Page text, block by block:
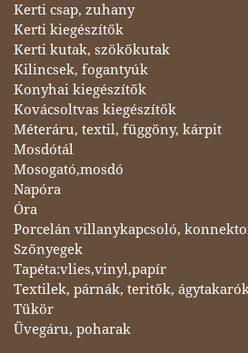
Kerti csap, zuhany
Kerti kiegészítők
Kerti kutak, szökőkutak
Kilincsek, fogantyúk
Konyhai kiegészítők
Kovácsoltvas kiegészítők
Méteráru, textil, függöny, kárpit
Mosdótál
Mosogató,mosdó
Napóra
Óra
Porcelán villanykapcsoló,
Szőnyegek
Tapéta:vlies,vinyl,papír
Textilek, párnák, teritők,
Tükör
Üvegáru, poharak